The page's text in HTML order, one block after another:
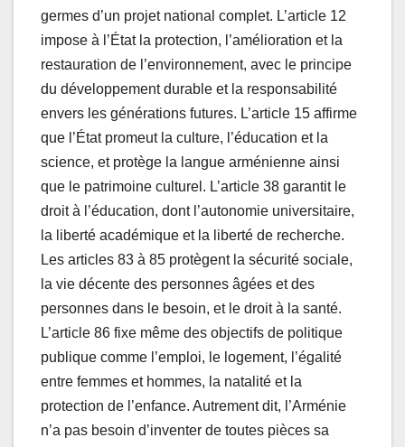
germes d’un projet national complet. L’article 12
impose à l’État la protection, l’amélioration et la
restauration de l’environnement, avec le principe
du développement durable et la responsabilité
envers les générations futures. L’article 15 affirme
que l’État promeut la culture, l’éducation et la
science, et protège la langue arménienne ainsi
que le patrimoine culturel. L’article 38 garantit le
droit à l’éducation, dont l’autonomie universitaire,
la liberté académique et la liberté de recherche.
Les articles 83 à 85 protègent la sécurité sociale,
la vie décente des personnes âgées et des
personnes dans le besoin, et le droit à la santé.
L’article 86 fixe même des objectifs de politique
publique comme l’emploi, le logement, l’égalité
entre femmes et hommes, la natalité et la
protection de l’enfance. Autrement dit, l’Arménie
n’a pas besoin d’inventer de toutes pièces sa